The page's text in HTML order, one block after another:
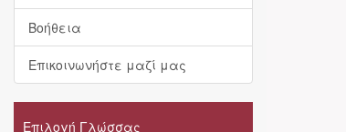
Βοήθεια
Επικοινωνήστε μαζί μας
Επιλογή Γλώσσας